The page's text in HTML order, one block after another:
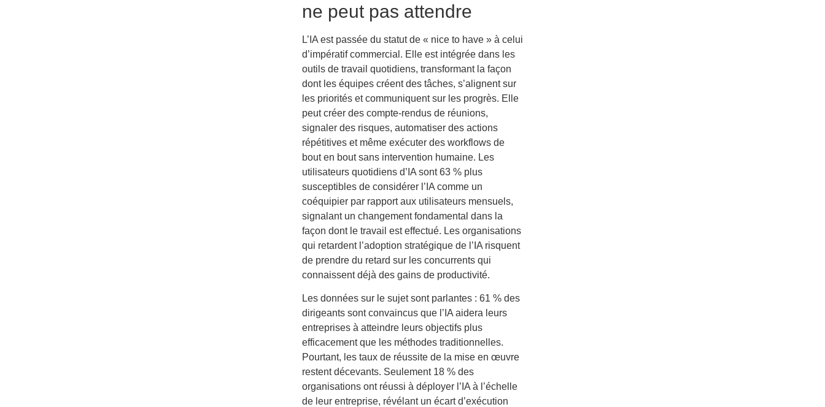
ne peut pas attendre
L’IA est passée du statut de « nice to have » à celui
d’impératif commercial. Elle est intégrée dans les
outils de travail quotidiens, transformant la façon
dont les équipes créent des tâches, s’alignent sur
les priorités et communiquent sur les progrès. Elle
peut créer des compte-rendus de réunions,
signaler des risques, automatiser des actions
répétitives et même exécuter des workflows de
bout en bout sans intervention humaine. Les
utilisateurs quotidiens d’IA sont 63 % plus
susceptibles de considérer l’IA comme un
coéquipier par rapport aux utilisateurs mensuels,
signalant un changement fondamental dans la
façon dont le travail est effectué. Les organisations
qui retardent l’adoption stratégique de l’IA risquent
de prendre du retard sur les concurrents qui
connaissent déjà des gains de productivité.
Les données sur le sujet sont parlantes : 61 % des
dirigeants sont convaincus que l’IA aidera leurs
entreprises à atteindre leurs objectifs plus
efficacement que les méthodes traditionnelles.
Pourtant, les taux de réussite de la mise en œuvre
restent décevants. Seulement 18 % des
organisations ont réussi à déployer l’IA à l’échelle
de leur entreprise, révélant un écart d’exécution